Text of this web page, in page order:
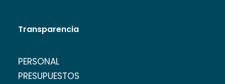
Transparencia
PERSONAL
PRESUPUESTOS